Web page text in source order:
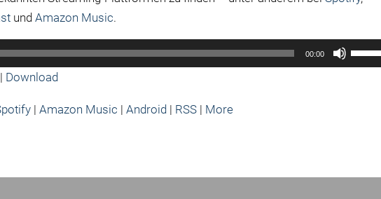
undAmazon Music.
00:00
Hoch/
| Download
|Amazon Music |Android | RSS | More